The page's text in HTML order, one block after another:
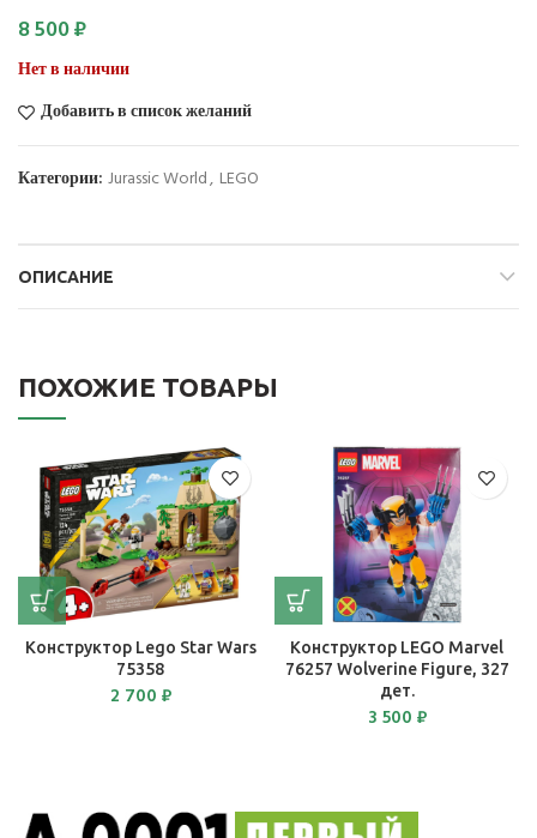
8 500₽
Нет в наличии
Добавить в список желаний
Категории: Jurassic World, LEGO
ОПИСАНИЕ
ПОХОЖИЕ ТОВАРЫ
Конструктор Lego Star Wars
75358
2 700 ₽
Конструктор LEGO Marvel
76257 Wolverine Figure, 327
дет.
3 500 ₽